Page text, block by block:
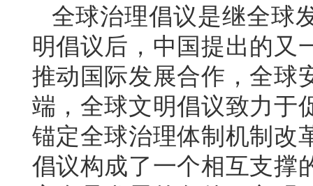
全球治理倡议是继全球
明倡议后，中国提出的又
推动国际发展合作，全球
端，全球文明倡议致力于
锚定全球治理体制机制改
倡议构成了一个相互支撑